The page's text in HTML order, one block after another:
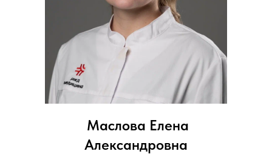
Маслова Елена
Александровна